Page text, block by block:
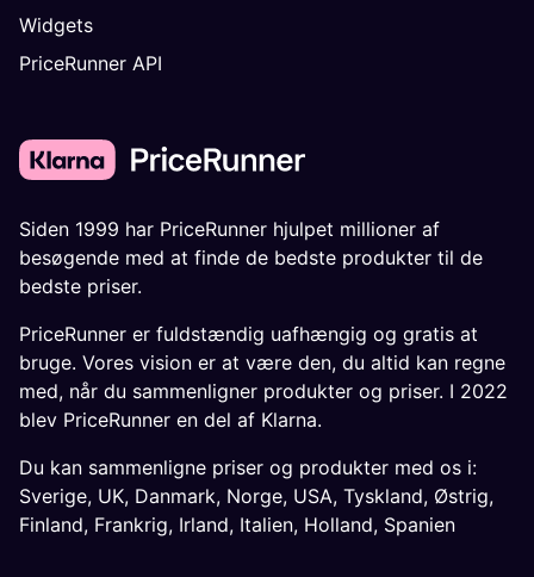
Widgets
PriceRunner API
Siden 1999 har PriceRunner hjulpet millioner af
besøgende med at finde de bedste produkter til de
bedste priser.
PriceRunner er fuldstændig uafhængig og gratis at
bruge. Vores vision er at være den, du altid kan regne
med, når du sammenligner produkter og priser. I 2022
blev PriceRunner en del af Klarna.
Du kan sammenligne priser og produkter med os i:
Sverige, UK, Danmark, Norge, USA, Tyskland, Østrig,
Finland, Frankrig, Irland, Italien, Holland, Spanien